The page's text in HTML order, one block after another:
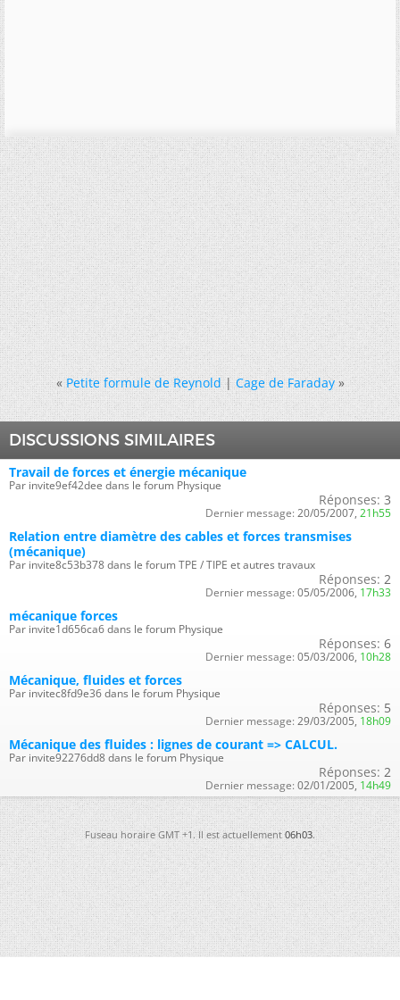
« Petite formule de Reynold|Cage de Faraday »
DISCUSSIONS SIMILAIRES
Travail de forces et énergie mécanique
Par invite9ef42dee dans le forum Physique
Réponses: 3
Dernier message: 20/05/2007, 21h55
Relation entre diamètre des cables et forces transmises
(mécanique)
Par invite8c53b378 dans le forum TPE / TIPE et autres travaux
Réponses: 2
Dernier message: 05/05/2006, 17h33
mécanique forces
Par invite1d656ca6 dans le forum Physique
Réponses: 6
Dernier message: 05/03/2006, 10h28
Mécanique, fluides et forces
Par invitec8fd9e36 dans le forum Physique
Réponses: 5
Dernier message: 29/03/2005, 18h09
Mécanique des fluides : lignes de courant => CALCUL.
Par invite92276dd8 dans le forum Physique
Réponses: 2
Dernier message: 02/01/2005, 14h49
Fuseau horaire GMT +1. Il est actuellement06h03.